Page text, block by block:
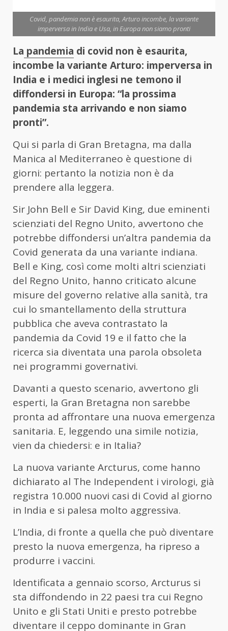
Covid, pandemia non è esaurita, Arturo incombe, la variante
imperversa in India e Usa, in Europa non siamo pronti
La pandemia di covid non è esaurita,
incombe la variante Arturo: imperversa in
India e i medici inglesi ne temono il
diffondersi in Europa: “la prossima
pandemia sta arrivando e non siamo
pronti”.
Qui si parla di Gran Bretagna, ma dalla
Manica al Mediterraneo è questione di
giorni: pertanto la notizia non è da
prendere alla leggera.
Sir John Bell e Sir David King, due eminenti
scienziati del Regno Unito, avvertono che
potrebbe diffondersi un’altra pandemia da
Covid generata da una variante indiana.
Bell e King, così come molti altri scienziati
del Regno Unito, hanno criticato alcune
misure del governo relative alla sanità, tra
cui lo smantellamento della struttura
pubblica che aveva contrastato la
pandemia da Covid 19 e il fatto che la
ricerca sia diventata una parola obsoleta
nei programmi governativi.
Davanti a questo scenario, avvertono gli
esperti, la Gran Bretagna non sarebbe
pronta ad affrontare una nuova emergenza
sanitaria. E, leggendo una simile notizia,
vien da chiedersi: e in Italia?
La nuova variante Arcturus, come hanno
dichiarato al The Independent i virologi, già
registra 10.000 nuovi casi di Covid al giorno
in India e si palesa molto aggressiva.
L’India, di fronte a quella che può diventare
presto la nuova emergenza, ha ripreso a
produrre i vaccini.
Identificata a gennaio scorso, Arcturus si
sta diffondendo in 22 paesi tra cui Regno
Unito e gli Stati Uniti e presto potrebbe
diventare il ceppo dominante in Gran